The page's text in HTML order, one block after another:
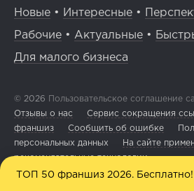
Новые • Интересные •
Рабочие • Актуальные •
Для малого бизнеса
© 2026 Пользовательское соглашение
Отзывы о нас
Сервис сокращения
франшиз
Сообщить об ошибке
персональных данных
На сайте
рекомендательные технологии
ТОП 50 франшиз 2026. Бесплатно!